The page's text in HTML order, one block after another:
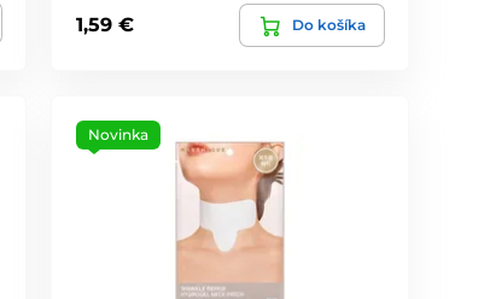
1,59 € Do košíka
Novinka